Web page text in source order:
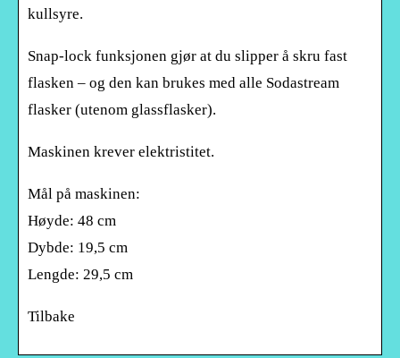
kullsyre.
Snap-lock funksjonen gjør at du slipper å skru fast
flasken – og den kan brukes med alle Sodastream
flasker (utenom glassflasker).
Maskinen krever elektristitet.
Mål på maskinen:
Høyde: 48 cm
Dybde: 19,5 cm
Lengde: 29,5 cm
Tilbake